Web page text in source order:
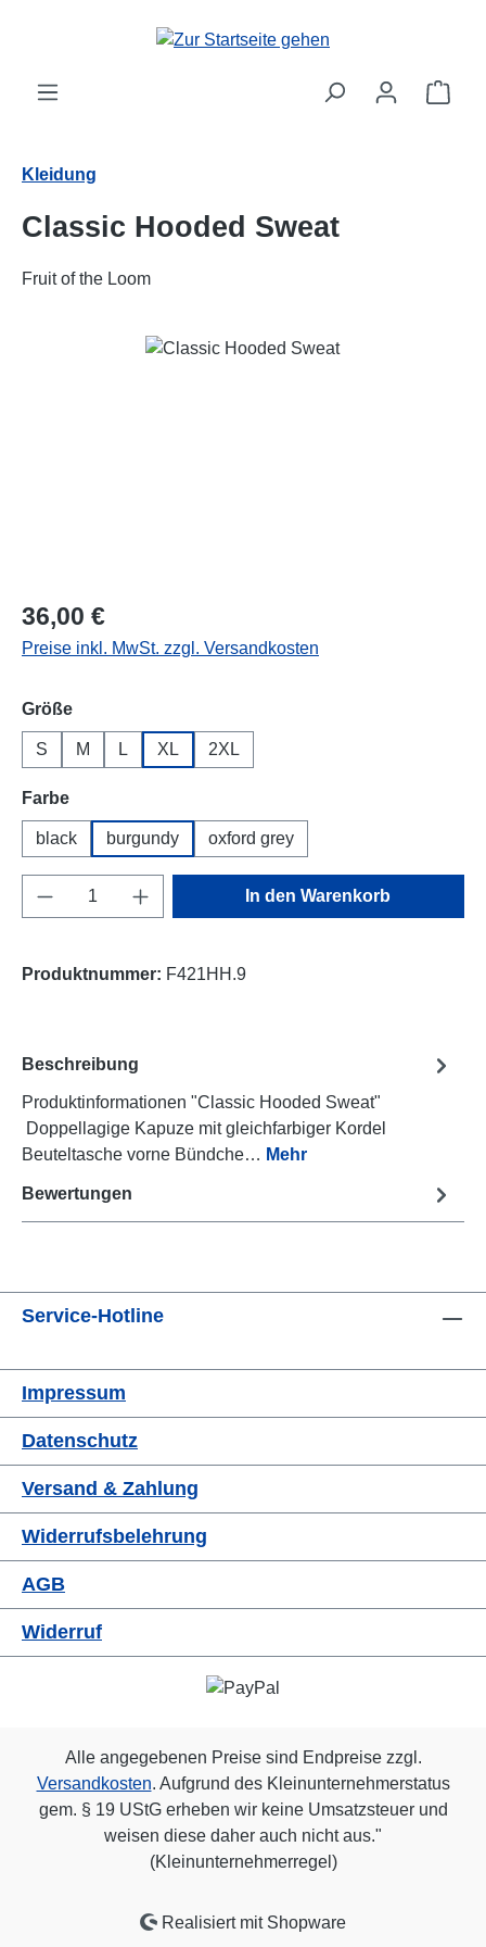
Zum Hauptinhalt springen
Kleidung
Classic Hooded Sweat
Fruit of the Loom
Bildergalerie überspringen
Regulärer Preis:
36,00 €
Preise inkl. MwSt. zzgl. Versandkosten
Größeauswählen
S M L XL 2XL
Farbeauswählen
black burgundy oxford grey
Produkt Anzahl: Gib den gewünschten
In den Warenkorb
Produktnummer: F421HH.9
Beschreibung
Produktinformationen "Classic Hooded Sweat"
Doppellagige Kapuze mit gleichfarbiger Kordel
Beuteltasche vorne Bündche… Mehr
Bewertungen
Service-Hotline
Impressum
Datenschutz
Versand & Zahlung
Widerrufsbelehrung
AGB
Widerruf
Alle angegebenen Preise sind Endpreise zzgl.
Versandkosten. Aufgrund des Kleinunternehmerstatus
gem. § 19 UStG erheben wir keine Umsatzsteuer und
weisen diese daher auch nicht aus."
(Kleinunternehmerregel)
Realisiert mit Shopware